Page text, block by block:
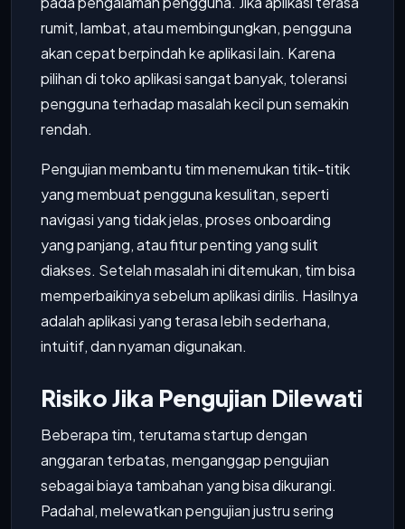
rumit, lambat, atau membingungkan, pengguna
akan cepat berpindah ke aplikasi lain. Karena
pilihan di toko aplikasi sangat banyak, toleransi
pengguna terhadap masalah kecil pun semakin
rendah.
Pengujian membantu tim menemukan titik-titik
yang membuat pengguna kesulitan, seperti
navigasi yang tidak jelas, proses onboarding
yang panjang, atau fitur penting yang sulit
diakses. Setelah masalah ini ditemukan, tim bisa
memperbaikinya sebelum aplikasi dirilis. Hasilnya
adalah aplikasi yang terasa lebih sederhana,
intuitif, dan nyaman digunakan.
Risiko Jika Pengujian Dilewati
Beberapa tim, terutama startup dengan
anggaran terbatas, menganggap pengujian
sebagai biaya tambahan yang bisa dikurangi.
Padahal, melewatkan pengujian justru sering